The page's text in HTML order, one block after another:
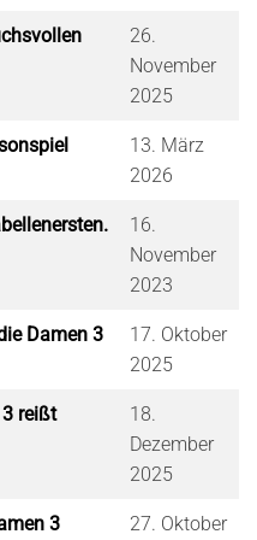
26.
November
2025
13. März
2026
16.
November
2023
Damen 3
17. Oktober
2025
reißt
18.
Dezember
2025
3
27. Oktober